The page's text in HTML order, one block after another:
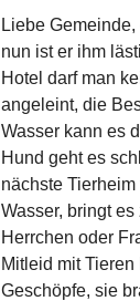
Liebe
nun ist er ihm
Hotel darf man
angeleint, die
Wasser kann es
Hund geht es
nächste
Wasser, bringt
Herrchen oder
Mitleid mit
Geschöpfe, sie